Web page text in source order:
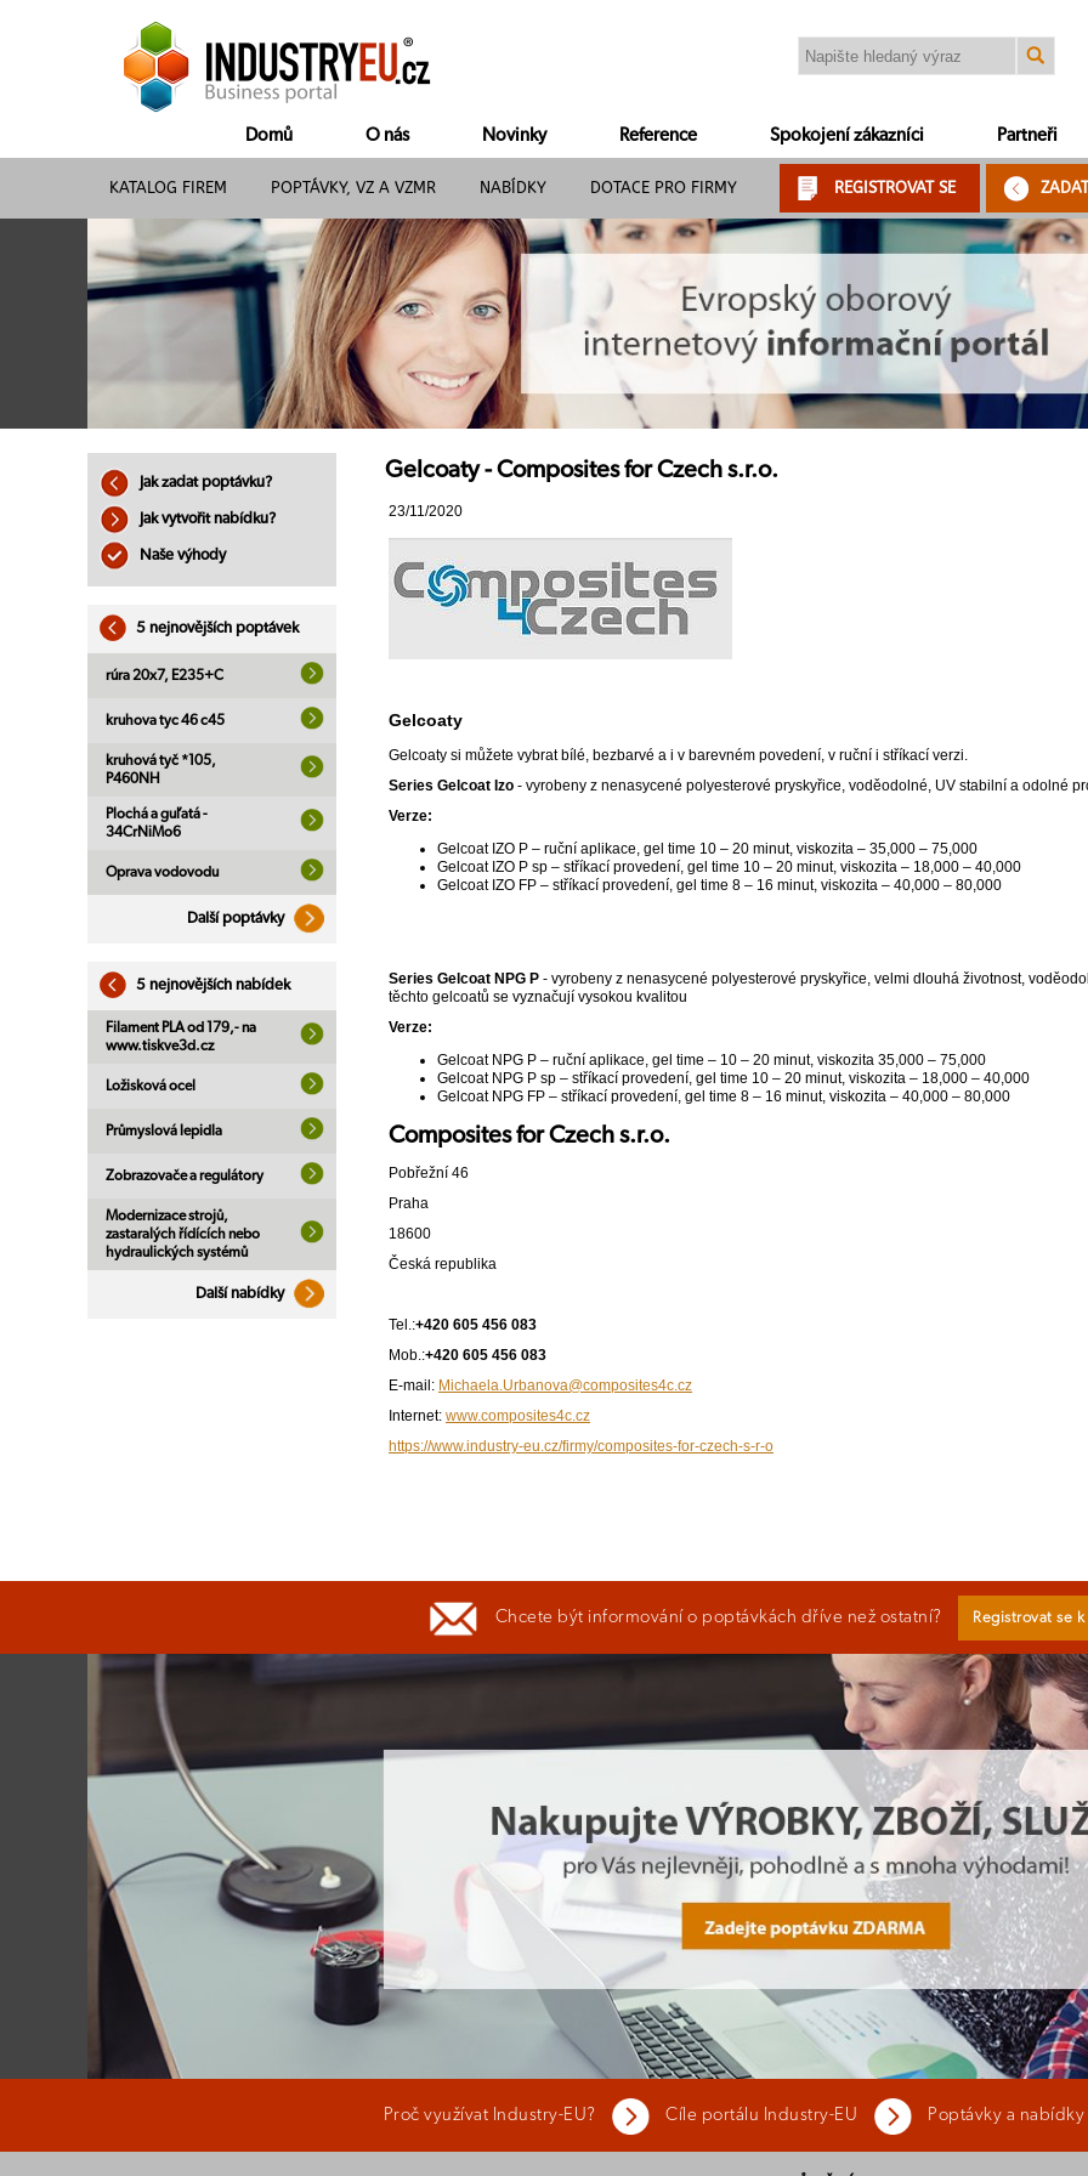
Domů O nás Novinky Reference Spokojení zákazníci Partneři
KATALOG FIREM POPTÁVKY, VZ A VZMR NABÍDKY DOTACE PRO FIRMY REGISTROVAT SE
Jak zadat poptávku?
Jak vytvořit nabídku?
Naše výhody
5 nejnovějších poptávek
rúra 20x7, E235+C
kruhova tyc 46 c45
kruhová tyč *105,
P460NH
Plochá a guľatá -
34CrNiMo6
Oprava vodovodu
Další poptávky
5 nejnovějších nabídek
Filament PLA od 179,- na
www.tiskve3d.cz
Ložisková ocel
Průmyslová lepidla
Zobrazovače a regulátory
Modernizace strojů,
zastaralých řídících nebo
hydraulických systémů
Další nabídky
Gelcoaty - Composites for Czech s.r.o.
23/11/2020
Gelcoaty
Gelcoaty si můžete vybrat bílé, bezbarvé a i v barevném povedení, v ruční i stříkací verzi.
Series Gelcoat Izo - vyrobeny z nenasycené polyesterové pryskyřice, voděodolné, UV stabilní a odolné
Verze:
Gelcoat IZO P – ruční aplikace, gel time 10 – 20 minut, viskozita – 35,000 – 75,000
Gelcoat IZO P sp – stříkací provedení, gel time 10 – 20 minut, viskozita – 18,000 – 40,000
Gelcoat IZO FP – stříkací provedení, gel time 8 – 16 minut, viskozita – 40,000 – 80,000
Series Gelcoat NPG P - vyrobeny z nenasycené polyesterové pryskyřice, velmi dlouhá životnost,
těchto gelcoatů se vyznačují vysokou kvalitou
Verze:
Gelcoat NPG P – ruční aplikace, gel time – 10 – 20 minut, viskozita 35,000 – 75,000
Gelcoat NPG P sp – stříkací provedení, gel time 10 – 20 minut, viskozita – 18,000 – 40,000
Gelcoat NPG FP – stříkací provedení, gel time 8 – 16 minut, viskozita – 40,000 – 80,000
Composites for Czech s.r.o.
Pobřežní 46
Praha
18600
Česká republika
Tel.:+420 605 456 083
Mob.:+420 605 456 083
E-mail: Michaela.Urbanova@composites4c.cz
Internet: www.composites4c.cz
https://www.industry-eu.cz/firmy/composites-for-czech-s-r-o
Chcete být informování o poptávkách dříve než ostatní? Registrovat se
Proč využívat Industry-EU? Cíle portálu Industry-EU Poptávky a